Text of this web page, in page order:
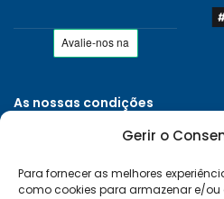
Gerir o
Para fornecer as melhores
como cookies para armazenar e/
As nossas condições
Políticas de Privacidade
Entregas e Devoluções